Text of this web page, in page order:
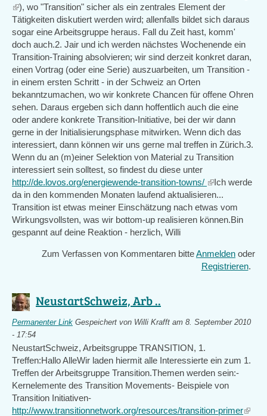
(link
is
external)
), wo "Transition" sicher als ein zentrales Element der
Tätigkeiten diskutiert werden wird; allenfalls bildet sich daraus
sogar eine Arbeitsgruppe heraus. Fall du Zeit hast, komm'
doch auch.2. Jair und ich werden nächstes Wochenende ein
Transition-Training absolvieren; wir sind derzeit konkret daran,
einen Vortrag (oder eine Serie) auszuarbeiten, um Transition -
in einem ersten Schritt - in der Schweiz an Orten
bekanntzumachen, wo wir konkrete Chancen für offene Ohren
sehen. Daraus ergeben sich dann hoffentlich auch die eine
oder andere konkrete Transition-Initiative, bei der wir dann
gerne in der Initialisierungsphase mitwirken. Wenn dich das
interessiert, dann können wir uns gerne mal treffen in Zürich.3.
Wenn du an (m)einer Selektion von Material zu Transition
interessiert sein solltest, so findest du diese unter
http://de.lovos.org/energiewende-transition-towns/ (link
is
external)
Ich werde
da in den kommenden Monaten laufend aktualisieren...
Transition ist etwas meiner Einschätzung nach etwas vom
Wirkungsvollsten, was wir bottom-up realisieren können.Bin
gespannt auf deine Reaktion - herzlich, Willi
Zum Verfassen von Kommentaren bitteAnmelden oder
Registrieren.
NeustartSchweiz, Arb ..
Permanenter Link Gespeichert von Willi Krafft am 8. September 2010
- 17:54
NeustartSchweiz, Arbeitsgruppe TRANSITION, 1.
Treffen:Hallo AlleWir laden hiermit alle Interessierte ein zum 1.
Treffen der Arbeitsgruppe Transition.Themen werden sein:-
Kernelemente des Transition Movements- Beispiele von
Transition Initiativen-
http://www.transitionnetwork.org/resources/transition-primer(link